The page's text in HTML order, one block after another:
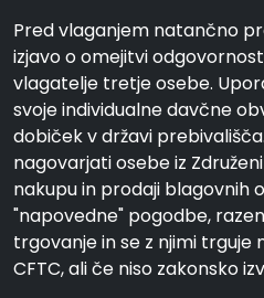
Pred vlaganjem natančno
izjavo o omejitvi
vlagatelje tretje osebe.
svoje individualne davčne
dobiček v državi
nagovarjati osebe iz
nakupu in prodaji blagovnih
"napovedne" pogodbe,
trgovanje in se z njimi trguje
CFTC, ali če niso zakonsko